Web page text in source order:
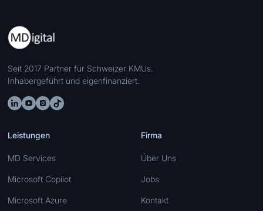
Seit 2017 Partner für Schweizer KMUs.
Inhabergeführt und eigenfinanziert.
Leistungen
MD Services
Microsoft Copilot
Microsoft Azure
Firma
Über Uns
Jobs
Kontakt